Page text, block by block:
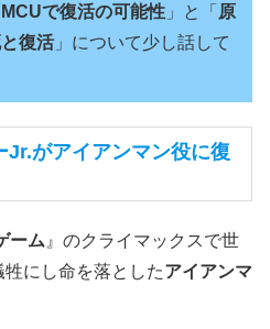
MCUで復活の可能性 」と「 原
復活」について少し話して
Jr.がアイアンマン役に復
ーム 』のクライマックスで世
にし命を落としたアイアンマ